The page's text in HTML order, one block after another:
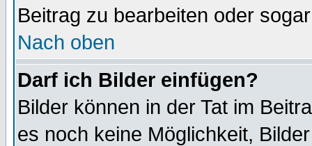
Beitrag zu bearbeiten oder
Nach oben
Darf ich Bilder einfügen?
Bilder können in der Tat im
es noch keine Möglichkeit,